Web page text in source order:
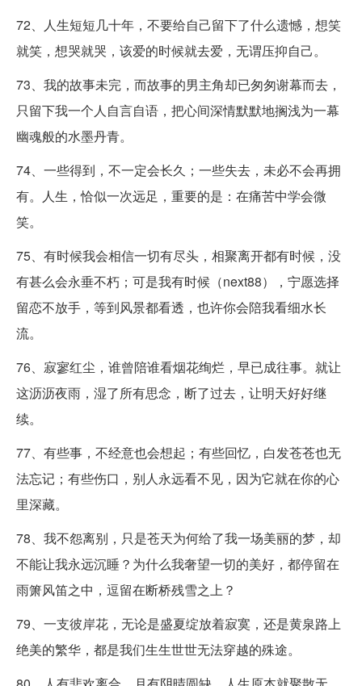
72、人生短短几十年，不要给自己留下了什么遗憾，想笑
就笑，想哭就哭，该爱的时候就去爱，无谓压抑自己。
73、我的故事未完，而故事的男主角却已匆匆谢幕而去，
只留下我一个人自言自语，把心间深情默默地搁浅为一幕
幽魂般的水墨丹青。
74、一些得到，不一定会长久；一些失去，未必不会再拥
有。人生，恰似一次远足，重要的是：在痛苦中学会微
笑。
75、有时候我会相信一切有尽头，相聚离开都有时候，没
有甚么会永垂不朽；可是我有时候（next88），宁愿选择
留恋不放手，等到风景都看透，也许你会陪我看细水长
流。
76、寂寥红尘，谁曾陪谁看烟花绚烂，早已成往事。就让
这沥沥夜雨，湿了所有思念，断了过去，让明天好好继
续。
77、有些事，不经意也会想起；有些回忆，白发苍苍也无
法忘记；有些伤口，别人永远看不见，因为它就在你的心
里深藏。
78、我不怨离别，只是苍天为何给了我一场美丽的梦，却
不能让我永远沉睡？为什么我奢望一切的美好，都停留在
雨箫风笛之中，逗留在断桥残雪之上？
79、一支彼岸花，无论是盛夏绽放着寂寞，还是黄泉路上
绝美的繁华，都是我们生生世世无法穿越的殊途。